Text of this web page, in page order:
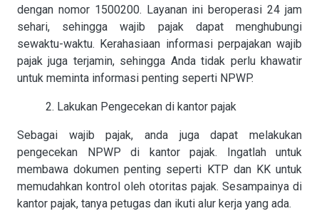
dengan nomor 1500200. Layanan ini beroperasi 24 jam
sehari, sehingga wajib pajak dapat menghubungi
sewaktu-waktu. Kerahasiaan informasi perpajakan wajib
pajak juga terjamin, sehingga Anda tidak perlu khawatir
untuk meminta informasi penting seperti NPWP.
2. Lakukan Pengecekan di kantor pajak
Sebagai wajib pajak, anda juga dapat melakukan
pengecekan NPWP di kantor pajak. Ingatlah untuk
membawa dokumen penting seperti KTP dan KK untuk
memudahkan kontrol oleh otoritas pajak. Sesampainya di
kantor pajak, tanya petugas dan ikuti alur kerja yang ada.